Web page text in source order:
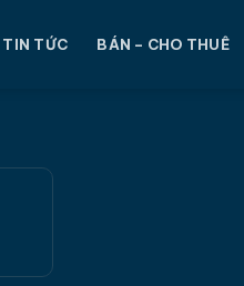
TIN TỨC BÁN – CHO THUÊ